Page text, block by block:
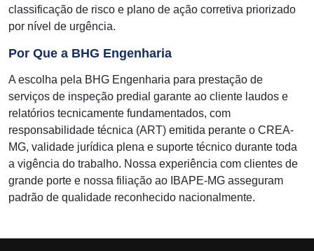
classificação de risco e plano de ação corretiva priorizado
por nível de urgência.
Por Que a BHG Engenharia
A escolha pela BHG Engenharia para prestação de
serviços de inspeção predial garante ao cliente laudos e
relatórios tecnicamente fundamentados, com
responsabilidade técnica (ART) emitida perante o CREA-
MG, validade jurídica plena e suporte técnico durante toda
a vigência do trabalho. Nossa experiência com clientes de
grande porte e nossa filiação ao IBAPE-MG asseguram
padrão de qualidade reconhecido nacionalmente.